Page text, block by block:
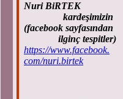
Nuri BiRTEK
kardeşimizin
(facebook sayfasından
ilginç tespitler)
https://www.facebook.
com/nuri.birtek